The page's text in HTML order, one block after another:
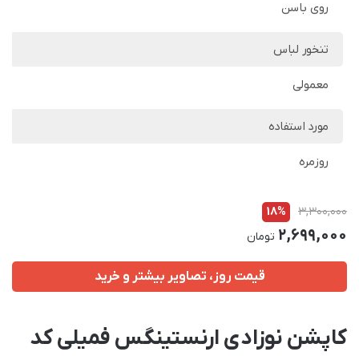
روی باسن
تنخور لباس
معمولی
مورد استفاده
روزمره
3,300,000
18%
2,699,000 تومان
قیمت روز، تصاویر بیشتر و خرید
کاپشن نوزادی ارنستینگس فمیلی کد